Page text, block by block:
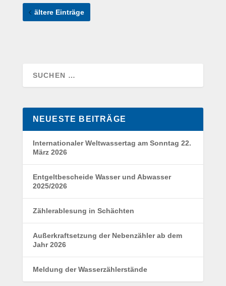
ältere Einträge
NEUESTE BEITRÄGE
Internationaler Weltwassertag am Sonntag 22.
März 2026
Entgeltbescheide Wasser und Abwasser
2025/2026
Zählerablesung in Schächten
Außerkraftsetzung der Nebenzähler ab dem
Jahr 2026
Meldung der Wasserzählerstände